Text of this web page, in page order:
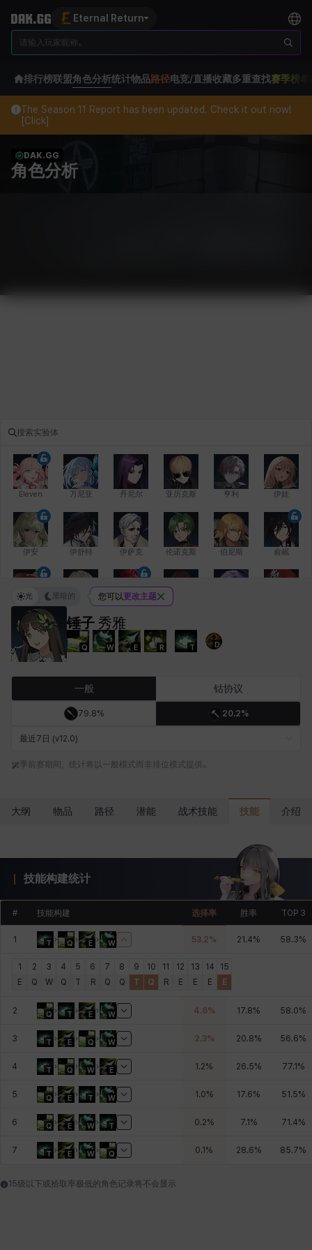
Eternal Return
排行榜联盟角色分析统计物品路径电竞/直播收藏多重查找赛季榜单
The Season 11 Report has been updated. Check it out now!
[Click]
DAK.GG
角色分析
Eleven 万尼亚 丹尼尔 亚历克斯 亨利 伊娃
伊安 伊舒特 伊萨克 伦诺克斯 伯尼斯 俞岷
修凯 克雷弗
夏洛特 奇娅拉 妮娅
洛兹 海因茨
盖瑞特 秀雅 米尔卡 纳塔朋 翡翠
肯尼思 艾丝蒂尔 艾比盖尔 艾登 芬里尔
芭芭拉 莉央 莉诺尔 西奥多
西尔维娅 费利克斯 达尔科 里昂
锤子 秀雅
Q W E R T D
光 黑暗的 您可以更改主题
一般 钴协议
79.8% 20.2%
最近7日 (v12.0)
季前赛期间，统计将以一般模式而非排位模式提供。
大纲 物品 路径 潜能 战术技能 技能 介绍
技能构建统计
# 技能构建 选择率 胜率 TOP 3
1 T Q E W 53.2% 21.4% 58.3%
1
E
2
Q
3
W
4
Q
5
T
6
R
7
Q
8
Q
9
T
10
Q
11
R
12
E
13
E
14
E
15
E
2 Q T E W 4.6% 17.8% 58.0%
3 T E Q W 2.3% 20.8% 56.6%
4 T Q W E 1.2% 26.5% 77.1 %
5 Q E T W 1.0% 17.6% 51.5%
6 Q E W T 0.2% 7.1 % 71.4%
7 T E W Q 0.1 % 28.6% 85.7%
15级以下或拾取率极低的角色记录将不会显示